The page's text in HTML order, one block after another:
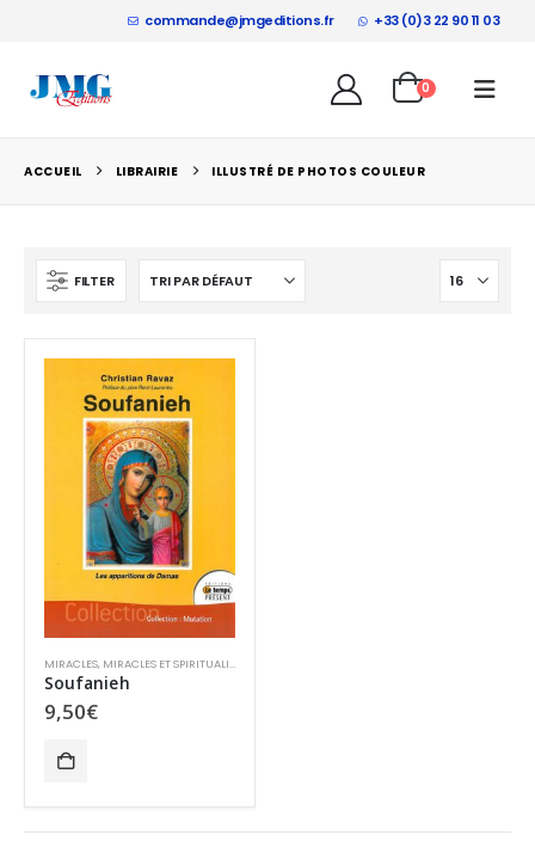
commande@jmgeditions.fr +33 (0)3 22 90 11 03
0
ACCUEIL LIBRAIRIE ILLUSTRÉ DE PHOTOS COULEUR
FILTER
MIRACLES, MIRACLES ET SPIRITUALITÉ
Soufanieh
9,50€